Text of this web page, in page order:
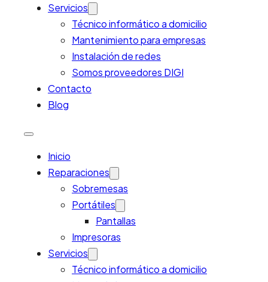
Servicios
Técnico informático a domicilio
Mantenimiento para empresas
Instalación de redes
Somos proveedores DIGI
Contacto
Blog
Inicio
Reparaciones
Sobremesas
Portátiles
Pantallas
Impresoras
Servicios
Técnico informático a domicilio